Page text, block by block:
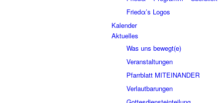
Friedα’s Logos
Kalender
Aktuelles
Was uns bewegt(e)
Veranstaltungen
Pfarrblatt MITEINANDER
Verlautbarungen